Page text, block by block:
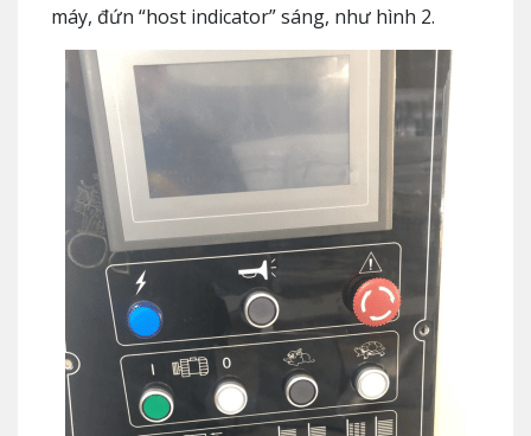
máy, đứn “host indicator” sáng, như hình 2.